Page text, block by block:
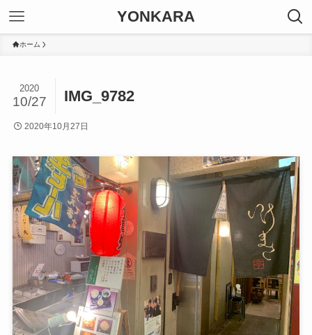
YONKARA
ホーム
IMG_9782
2020
10/27
2020年10月27日